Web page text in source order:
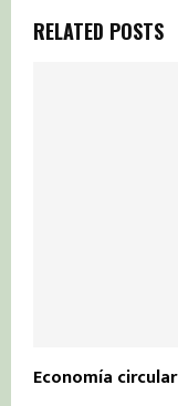
RELATED POSTS
Economía